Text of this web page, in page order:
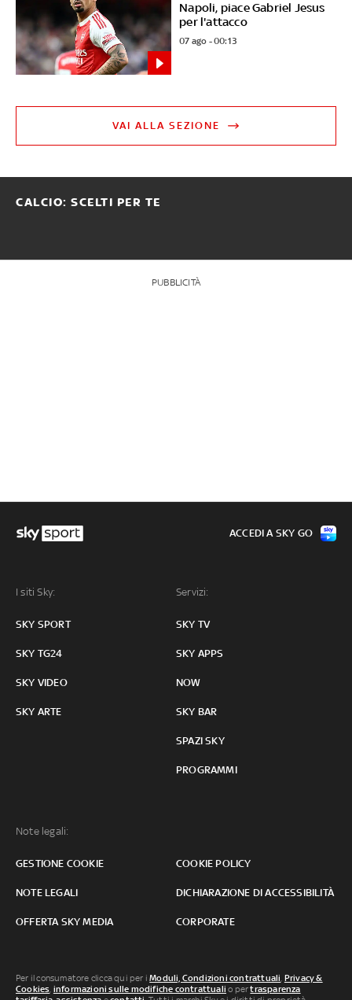
Napoli, piace Gabriel Jesus
per l'attacco
07 ago - 00:13
VAI ALLA SEZIONE
CALCIO: SCELTI PER TE
PUBBLICITÀ
I siti Sky:
SKY SPORT
SKY TG24
SKY VIDEO
SKY ARTE
Servizi:
SKY TV
SKY APPS
NOW
SKY BAR
SPAZI SKY
PROGRAMMI
Note legali:
GESTIONE COOKIE COOKIE POLICY
NOTE LEGALI DICHIARAZIONE DI ACCESSIBILITÀ
OFFERTA SKY MEDIA CORPORATE
ACCEDI A SKY GO
Per il consumatore clicca qui per iModuli, Condizioni contrattuali, Privacy &
Cookies, informazioni sulle modifiche contrattuali o pertrasparenza